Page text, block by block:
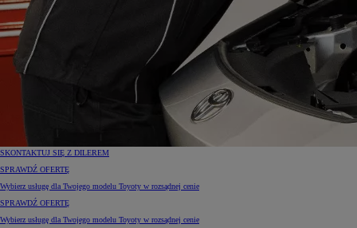
SKONTAKTUJ SIĘ Z DILEREM
SPRAWDŹ OFERTĘ
Wybierz usługę dla Twojego modelu Toyoty w rozsądnej cenie
SPRAWDŹ OFERTĘ
Wybierz usługę dla Twojego modelu Toyoty w rozsądnej cenie